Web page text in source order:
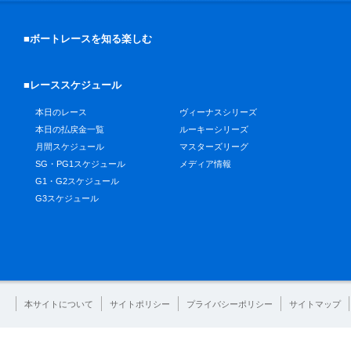
■ボートレースを知る楽しむ
■レーススケジュール
本日のレース
本日の払戻金一覧
月間スケジュール
SG・PG1スケジュール
G1・G2スケジュール
G3スケジュール
ヴィーナスシリーズ
ルーキーシリーズ
マスターズリーグ
メディア情報
本サイトについて サイトポリシー プライバシーポリシー サイトマップ